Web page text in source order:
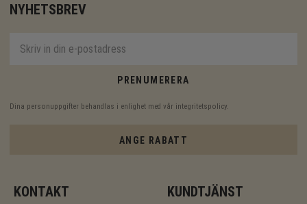
NYHETSBREV
PRENUMERERA
Dina personuppgifter behandlas i enlighet med vår integritetspolicy
ANGE RABATT
KONTAKT KUNDTJÄNST